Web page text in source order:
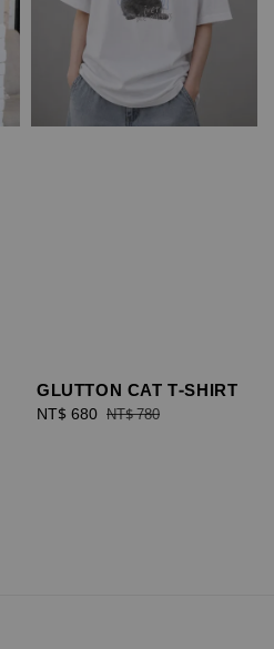
GLUTTON CAT T-SHIRT
Sale
NT$ 680 Regular
NT$ 780